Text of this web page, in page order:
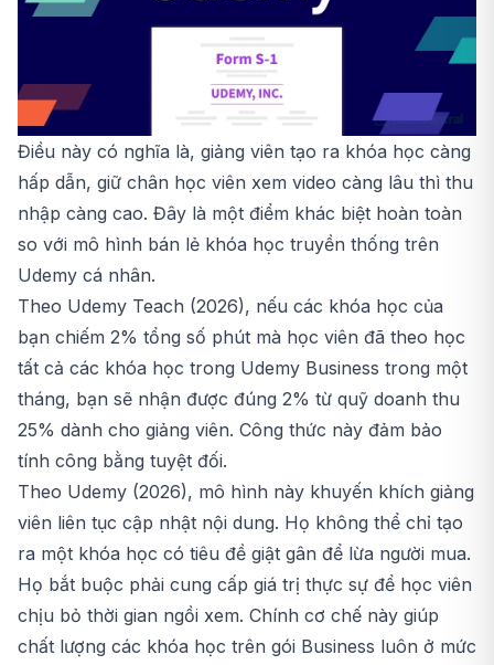
Điều này có nghĩa là, giảng viên tạo ra khóa học càng
hấp dẫn, giữ chân học viên xem video càng lâu thì thu
nhập càng cao. Đây là một điểm khác biệt hoàn toàn
so với mô hình bán lẻ khóa học truyền thống trên
Udemy cá nhân.
Theo Udemy Teach (2026), nếu các khóa học của
bạn chiếm 2% tổng số phút mà học viên đã theo học
tất cả các khóa học trong Udemy Business trong một
tháng, bạn sẽ nhận được đúng 2% từ quỹ doanh thu
25% dành cho giảng viên. Công thức này đảm bảo
tính công bằng tuyệt đối.
Theo Udemy (2026), mô hình này khuyến khích giảng
viên liên tục cập nhật nội dung. Họ không thể chỉ tạo
ra một khóa học có tiêu đề giật gân để lừa người mua.
Họ bắt buộc phải cung cấp giá trị thực sự để học viên
chịu bỏ thời gian ngồi xem. Chính cơ chế này giúp
chất lượng các khóa học trên gói Business luôn ở mức